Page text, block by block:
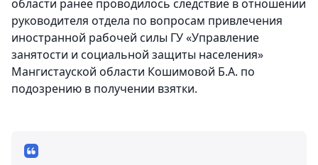
области ранее проводилось следствие в отношении
руководителя отдела по вопросам привлечения
иностранной рабочей силы ГУ «Управление
занятости и социальной защиты населения»
Мангистауской области Кошимовой Б.А. по
подозрению в получении взятки.